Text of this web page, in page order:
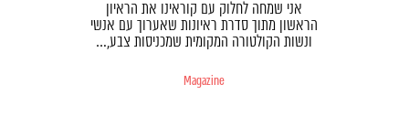
אני שמחה לחלוק עם קוראינו את הראיון
הראשון מתוך סדרת ראיונות שאערוך עם אנשי
ונשות הקולטורה המקומית שמכניסות צבע,…
Magazine